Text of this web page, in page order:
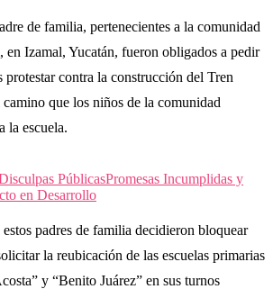
de familia, pertenecientes a la comunidad
Izamal, Yucatán, fueron obligados a pedir
protestar contra la construcción del Tren
que los niños de la comunidad
la escuela.
PúblicasPromesas Incumplidas y
en Desarrollo
padres de familia decidieron bloquear
la reubicación de las escuelas primarias
y “Benito Juárez” en sus turnos